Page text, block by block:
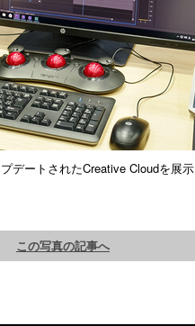
デートされたCreative Cloudを展示
この写真の記事へ